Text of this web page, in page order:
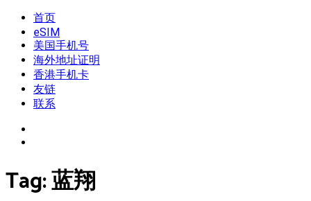
Skip
content
我是王掌柜
新闻酸菜馆|极客电台|自媒体联盟
首页
eSIM
美国手机号
海外地址证明
香港手机卡
友链
联系
Tag:蓝翔